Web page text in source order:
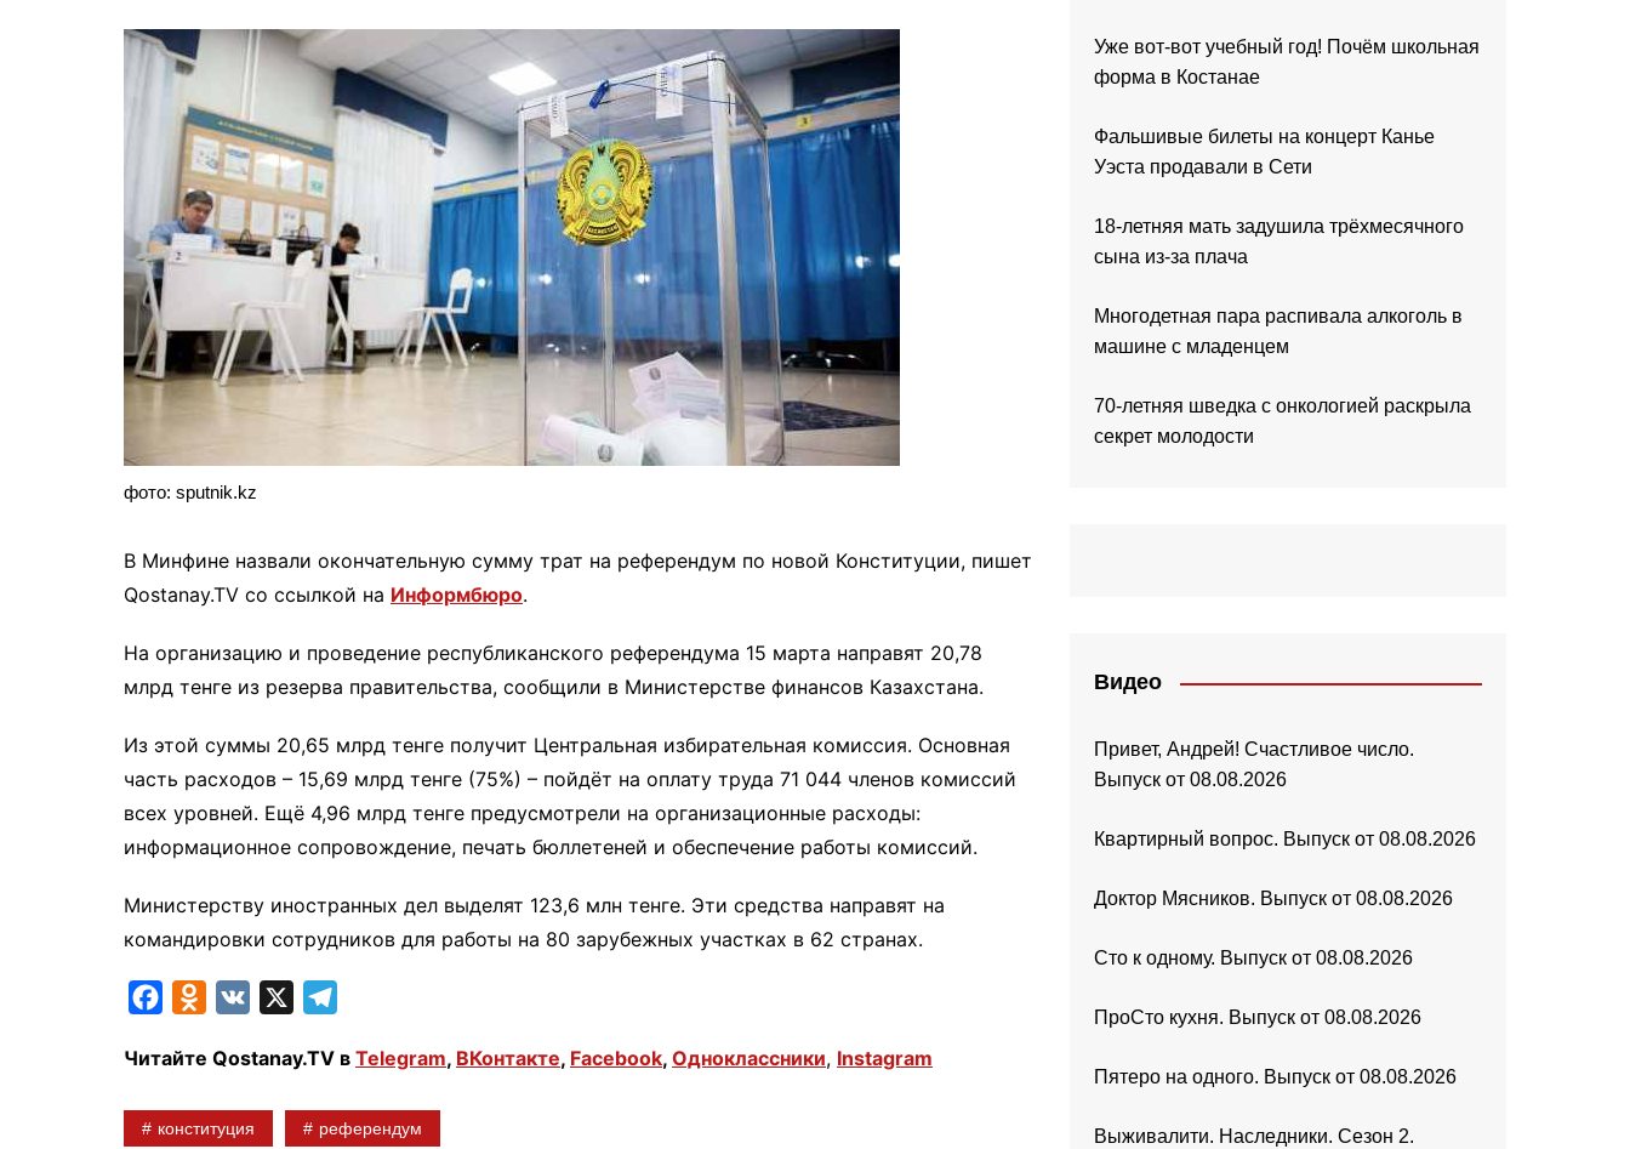
фото: sputnik.kz
В Минфине назвали окончательную сумму трат на референдум по новой Конституции, пишет
Qostanay.TV со ссылкой на Информбюро.
На организацию и проведение республиканского референдума 15 марта направят 20,78
млрд тенге из резерва правительства, сообщили в Министерстве финансов Казахстана.
Из этой суммы 20,65 млрд тенге получит Центральная избирательная комиссия. Основная
часть расходов – 15,69 млрд тенге (75%) – пойдёт на оплату труда 71 044 членов комиссий
всех уровней. Ещё 4,96 млрд тенге предусмотрели на организационные расходы:
информационное сопровождение, печать бюллетеней и обеспечение работы комиссий.
Министерству иностранных дел выделят 123,6 млн тенге. Эти средства направят на
командировки сотрудников для работы на 80 зарубежных участках в 62 странах.
c
b
n
k
l
g
Читайте Qostanay.TV в Telegram, ВКонтакте, Facebook, Одноклассники, Instagram
конституция референдум
Уже вот-вот учебный год! Почём школьная
форма в Костанае
Фальшивые билеты на концерт Канье
Уэста продавали в Сети
18-летняя мать задушила трёхмесячного
сына из-за плача
Многодетная пара распивала алкоголь в
машине с младенцем
70-летняя шведка с онкологией раскрыла
секрет молодости
Видео
Привет, Андрей! Счастливое число.
Выпуск от 08.08.2026
Квартирный вопрос. Выпуск от 08.08.2026
Доктор Мясников. Выпуск от 08.08.2026
Сто к одному. Выпуск от 08.08.2026
ПроСто кухня. Выпуск от 08.08.2026
Пятеро на одного. Выпуск от 08.08.2026
Выживалити. Наследники. Сезон 2.